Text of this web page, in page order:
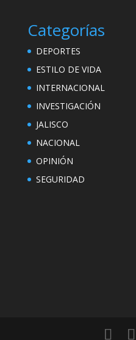
Categorías
DEPORTES
ESTILO DE VIDA
INTERNACIONAL
INVESTIGACIÓN
JALISCO
NACIONAL
OPINIÓN
SEGURIDAD